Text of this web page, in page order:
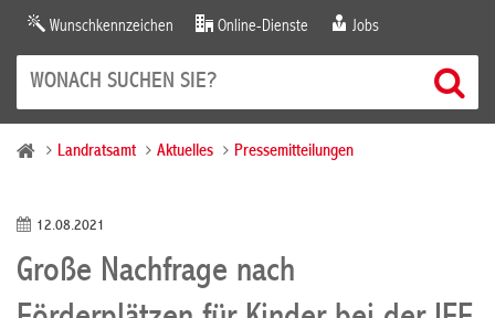
Wunschkennzeichen Online-Dienste Jobs
Landratsamt Aktuelles Pressemitteilungen
12.08.2021
Große Nachfrage nach